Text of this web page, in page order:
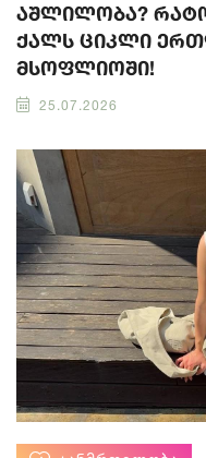
აშლილობა?
ქალს ციკლი
მსოფლიოში!
25.07.2026